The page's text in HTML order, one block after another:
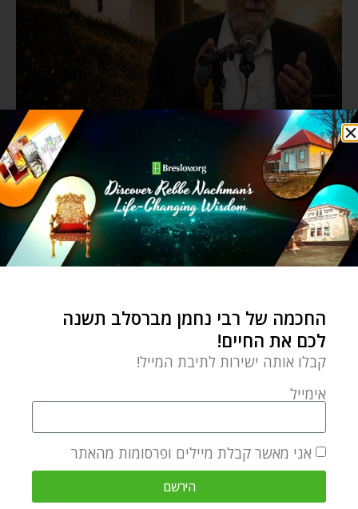
החכמה של רבי נחמן מברסלב תשנה
לכם את החיים!
קבלו אותה ישירות לתיבת המייל!
אימייל
אני מאשר קבלת מיילים ופרסומות מהאתר
הירשם